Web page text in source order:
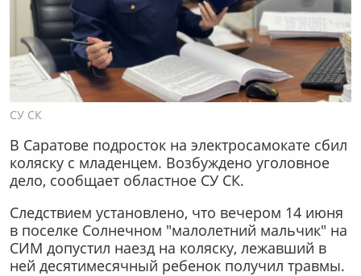
СУ СК
В Саратове подросток на электросамокате сбил
коляску с младенцем. Возбуждено уголовное
дело, сообщает областное СУ СК.
Следствием установлено, что вечером 14 июня
в поселке Солнечном "малолетний мальчик" на
СИМ допустил наезд на коляску, лежавший в
ней десятимесячный ребенок получил травмы.